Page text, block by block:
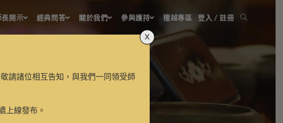
長開示 經典問答 關於我們 參與護持 檀越專區 登入 / 註冊
請諸位相互告知，與我們一同領受師
上線發布。
X